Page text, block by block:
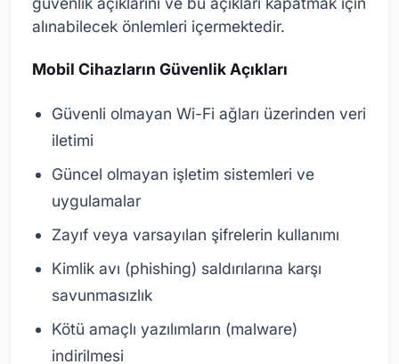
alınabilecek önlemleri içermektedir.
Mobil Cihazların Güvenlik Açıkları
Güvenli olmayan Wi-Fi ağları üzerinden veri
iletimi
Güncel olmayan işletim sistemleri ve
uygulamalar
Zayıf veya varsayılan şifrelerin kullanımı
Kimlik avı (phishing) saldırılarına karşı
savunmasızlık
Kötü amaçlı yazılımların (malware)
indirilmesi